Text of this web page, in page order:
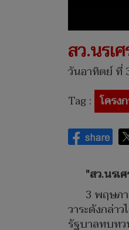
สว.นรเ
วันอาทิตย์ ที่
Tag : โครง
"สว.นรเ
3 พฤษภ
วาระดังกล่า
รัฐบาลทบท